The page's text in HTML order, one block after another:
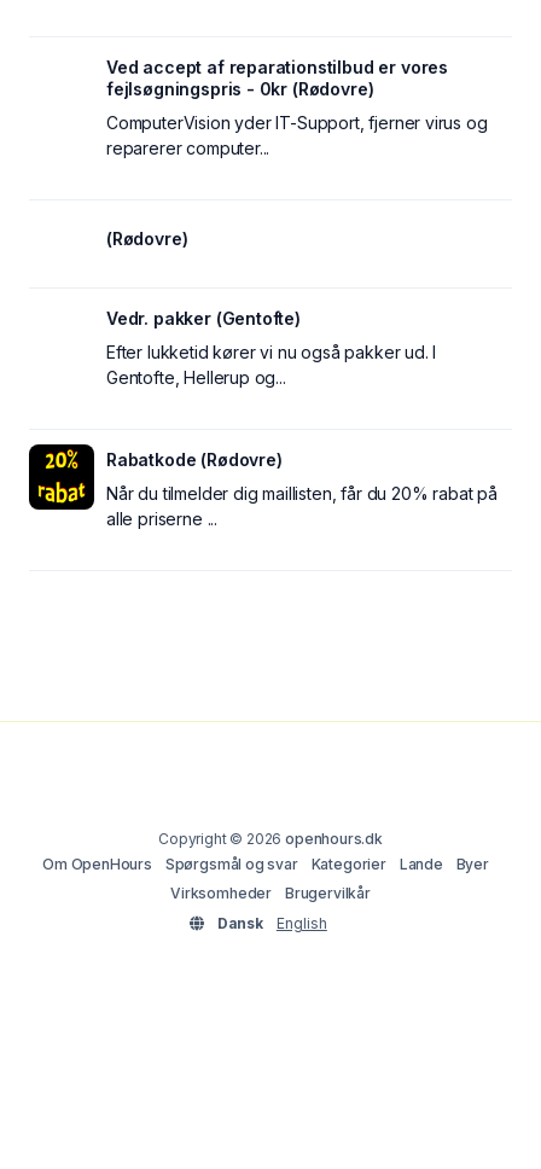
Ved accept af reparationstilbud er vores
fejlsøgningspris - 0kr (Rødovre)
ComputerVision yder IT-Support, fjerner virus og
reparerer computer...
(Rødovre)
Vedr. pakker (Gentofte)
Efter lukketid kører vi nu også pakker ud. I
Gentofte, Hellerup og...
Rabatkode (Rødovre)
Når du tilmelder dig maillisten, får du 20% rabat på
alle priserne ...
Copyright © 2026openhours.dk
Om OpenHours
Spørgsmål og svar Kategorier Lande
Byer
Virksomheder
Brugervilkår
Dansk
English